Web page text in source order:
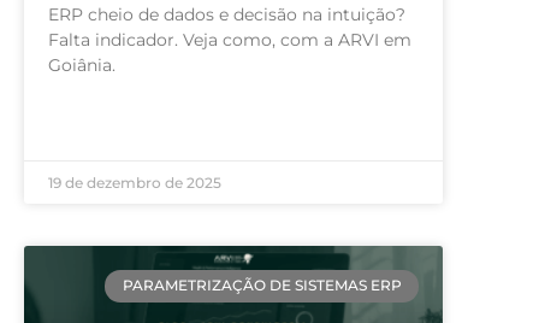
ERP cheio de dados e decisão na intuição?
Falta indicador. Veja como, com a ARVI em
Goiânia.
19 de dezembro de 2025
PARAMETRIZAÇÃO DE SISTEMAS ERP